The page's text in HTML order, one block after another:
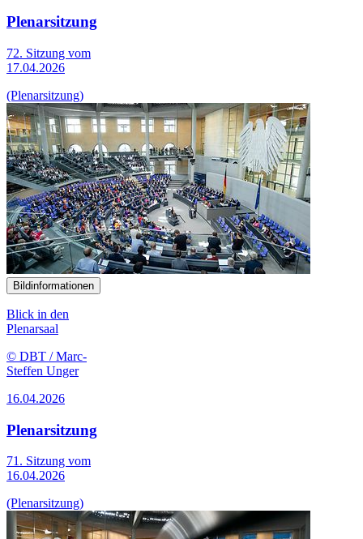
Plenarsitzung
72. Sitzung vom
17.04.2026
(Plenarsitzung)
Bildinformationen
Blick in den
Plenarsaal
© DBT / Marc-
Steffen Unger
16.04.2026
Plenarsitzung
71. Sitzung vom
16.04.2026
(Plenarsitzung)